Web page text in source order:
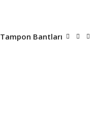
Tampon Bantları